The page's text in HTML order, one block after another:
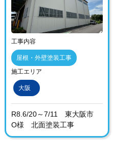
工事内容
屋根・外壁塗装工事
施工エリア
大阪
R8.6/20～7/11 東大阪市
O様 北面塗装工事